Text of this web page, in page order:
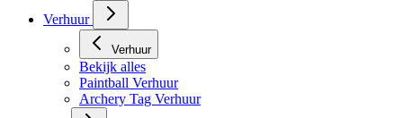
Verhuur
Verhuur
Bekijk alles
Paintball Verhuur
Archery Tag Verhuur